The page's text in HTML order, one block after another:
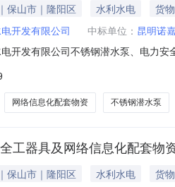
保山市｜隆阳区 水利水电
货物
开发有限公司 中标单位： 昆明诺
开发有限公司不锈钢潜水泵、电力
）。第三成交候选人：云南秦岩电
示结
网络信息化配套物资 不锈钢潜水泵
工器具及网络信息化配套物
保山市｜隆阳区 水利水电
货物